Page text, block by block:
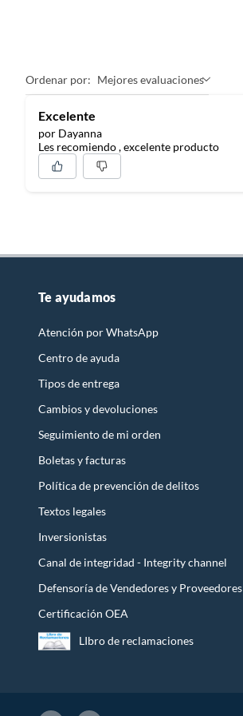
Ordenar por: Mejores evaluaciones
Excelente
por Dayanna
Les recomiendo , excelente producto
Te ayudamos
Atención por WhatsApp
Centro de ayuda
Tipos de entrega
Cambios y devoluciones
Seguimiento de mi orden
Boletas y facturas
Política de prevención de delitos
Textos legales
Inversionistas
Canal de integridad - Integrity channel
Defensoría de Vendedores y Proveedores
Certificación OEA
LIbro de reclamaciones